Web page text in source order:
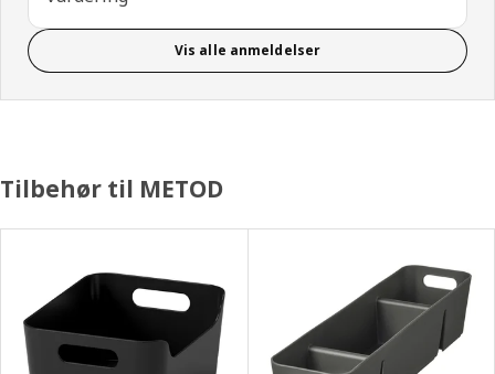
Vis alle anmeldelser
Tilbehør til METOD